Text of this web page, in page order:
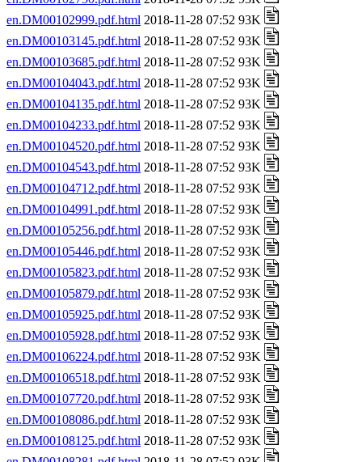
en.DM00102999.pdf.html 2018-11-28 07:52 93K
en.DM00103145.pdf.html 2018-11-28 07:52 93K
en.DM00103685.pdf.html 2018-11-28 07:52 93K
en.DM00104043.pdf.html 2018-11-28 07:52 93K
en.DM00104135.pdf.html 2018-11-28 07:52 93K
en.DM00104233.pdf.html 2018-11-28 07:52 93K
en.DM00104520.pdf.html 2018-11-28 07:52 93K
en.DM00104543.pdf.html 2018-11-28 07:52 93K
en.DM00104712.pdf.html 2018-11-28 07:52 93K
en.DM00104991.pdf.html 2018-11-28 07:52 93K
en.DM00105256.pdf.html 2018-11-28 07:52 93K
en.DM00105446.pdf.html 2018-11-28 07:52 93K
en.DM00105823.pdf.html 2018-11-28 07:52 93K
en.DM00105879.pdf.html 2018-11-28 07:52 93K
en.DM00105925.pdf.html 2018-11-28 07:52 93K
en.DM00105928.pdf.html 2018-11-28 07:52 93K
en.DM00106224.pdf.html 2018-11-28 07:52 93K
en.DM00106518.pdf.html 2018-11-28 07:52 93K
en.DM00107720.pdf.html 2018-11-28 07:52 93K
en.DM00108086.pdf.html 2018-11-28 07:52 93K
en.DM00108125.pdf.html 2018-11-28 07:52 93K